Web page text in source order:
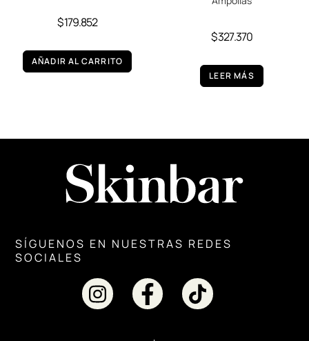
$179.852
AÑADIR AL CARRITO
$327.370
LEER MÁS
SÍGUENOS EN NUESTRAS REDES
SOCIALES